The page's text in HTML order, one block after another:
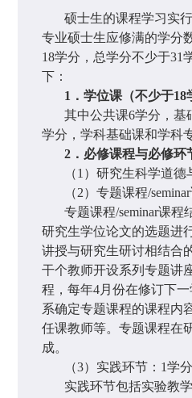
硕士生的课程学习实
专业硕士生应修满的学分
18学分，总学分不少于31
下：
1 ．学位课（不少于18
其中公共课6学分，基
学分，学科基础课和学科
2 ．必修课程与必修环
（1）研究生科学道德
（2）专题课程/seminar
专题课程/seminar课程
研究生学位论文的选题进
讲授与研究生研讨相结合
干个教师开设系列专题讲
程，每年4月份在修订下
系确定专题课程的课程内
任课教师等。专题课程在
成。
（3）实践环节： 1学分
实践环节包括实验教